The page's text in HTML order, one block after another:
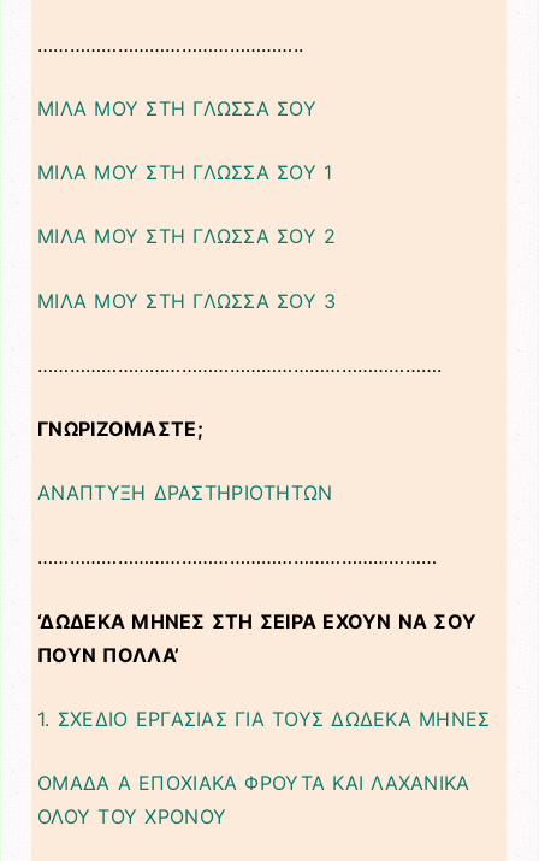
…………………………………………..
ΜΙΛΑ ΜΟΥ ΣΤΗ ΓΛΩΣΣΑ ΣΟΥ
ΜΙΛΑ ΜΟΥ ΣΤΗ ΓΛΩΣΣΑ ΣΟΥ 1
ΜΙΛΑ ΜΟΥ ΣΤΗ ΓΛΩΣΣΑ ΣΟΥ 2
ΜΙΛΑ ΜΟΥ ΣΤΗ ΓΛΩΣΣΑ ΣΟΥ 3
………………………………………………………………….
ΓΝΩΡΙΖΟΜΑΣΤΕ;
ΑΝΑΠΤΥΞΗ ΔΡΑΣΤΗΡΙΟΤΗΤΩΝ
…………………………………………………………………
‘ΔΩΔΕΚΑ ΜΗΝΕΣ ΣΤΗ ΣΕΙΡΑ ΕΧΟΥΝ ΝΑ ΣΟΥ
ΠΟΥΝ ΠΟΛΛΑ’
1. ΣΧΕΔΙΟ ΕΡΓΑΣΙΑΣ ΓΙΑ ΤΟΥΣ ΔΩΔΕΚΑ ΜΗΝΕΣ
ΟΜΑΔΑ Α ΕΠΟΧΙΑΚΑ ΦΡΟΥΤΑ ΚΑΙ ΛΑΧΑΝΙΚΑ
ΟΛΟΥ ΤΟΥ ΧΡΟΝΟΥ